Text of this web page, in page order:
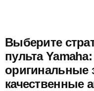
Выберите
пульта Yamaha:
оригинальные
качественные